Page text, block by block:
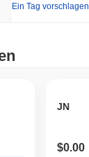
Ein Tag vorschlagen
JN
$0.00